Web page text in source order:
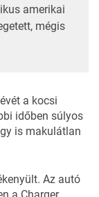
amerikai
mégis
a kocsi
időben súlyos
is makulátlan
Az autó